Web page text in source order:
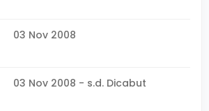
03 Nov 2008
03 Nov 2008 - s.d. Dicabut